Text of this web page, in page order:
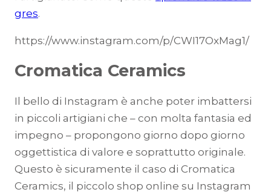
gres.
https://www.instagram.com/p/CWI17OxMag1/
Cromatica Ceramics
Il bello di Instagram è anche poter imbattersi
in piccoli artigiani che – con molta fantasia ed
impegno – propongono giorno dopo giorno
oggettistica di valore e soprattutto originale.
Questo è sicuramente il caso di Cromatica
Ceramics, il piccolo shop online su Instagram